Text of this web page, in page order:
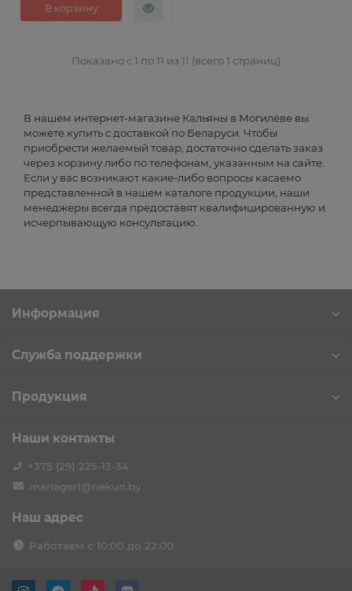
В корзину
Показано с 1 по 11 из 11 (всего 1 страниц)
В нашем интернет-магазине Кальяны в Могилёве вы
можете купить с доставкой по Беларуси. Чтобы
приобрести желаемый товар, достаточно сделать заказ
через корзину либо по телефонам, указанным на сайте.
Если у вас возникают какие-либо вопросы касаемо
представленной в нашем каталоге продукции, наши
менеджеры всегда предоставят квалифицированную и
исчерпывающую консультацию.
Информация
Служба поддержки
Продукция
Наши контакты
+375 (29) 225-13-34
manager1@nekuri.by
Наш адрес
Работаем с 10:00 до 22:00